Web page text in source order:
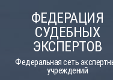
ФЕДЕРАЦИЯ
СУДЕБНЫХ
ЭКСПЕРТОВ
Федеральная сеть
учреждений